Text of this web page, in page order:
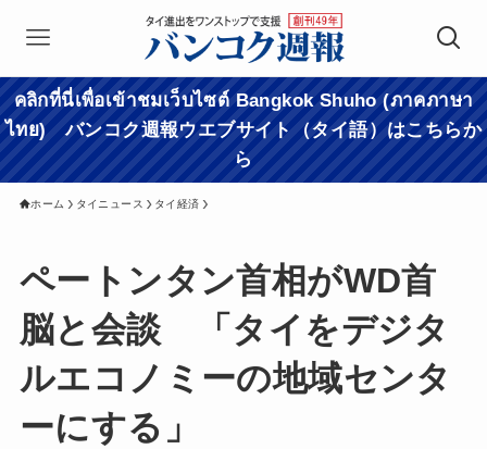
คลิกที่นี่เพื่อเข้าชมเว็บไซต์ Bangkok Shuho (ภาคภาษา
ไทย) バンコク週報ウエブサイト（タイ語）はこちらか
ら
ホーム タイニュース タイ経済
ペートンタン首相がWD首
脳と会談 「タイをデジタ
ルエコノミーの地域センタ
ーにする」